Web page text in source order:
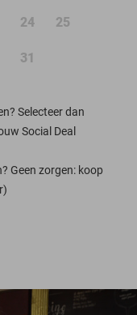
24 25
31
Selecteer dan
Social Deal
Geen zorgen: koop